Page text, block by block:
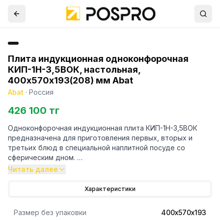
Плита индукционная одноконфорочная
КИП-1Н-3,5ВОК, настольная,
400х570х193(208) мм Abat
Abat · Россия
426 100 тг
Одноконфорочная индукционная плита КИП-1Н-3,5ВОК
предназначена для приготовления первых, вторых и
третьих блюд в специальной наплитной посуде со
сферическим дном.
отключается автоматически
Читать далее
Характеристики
Размер без упаковки 400х570х193